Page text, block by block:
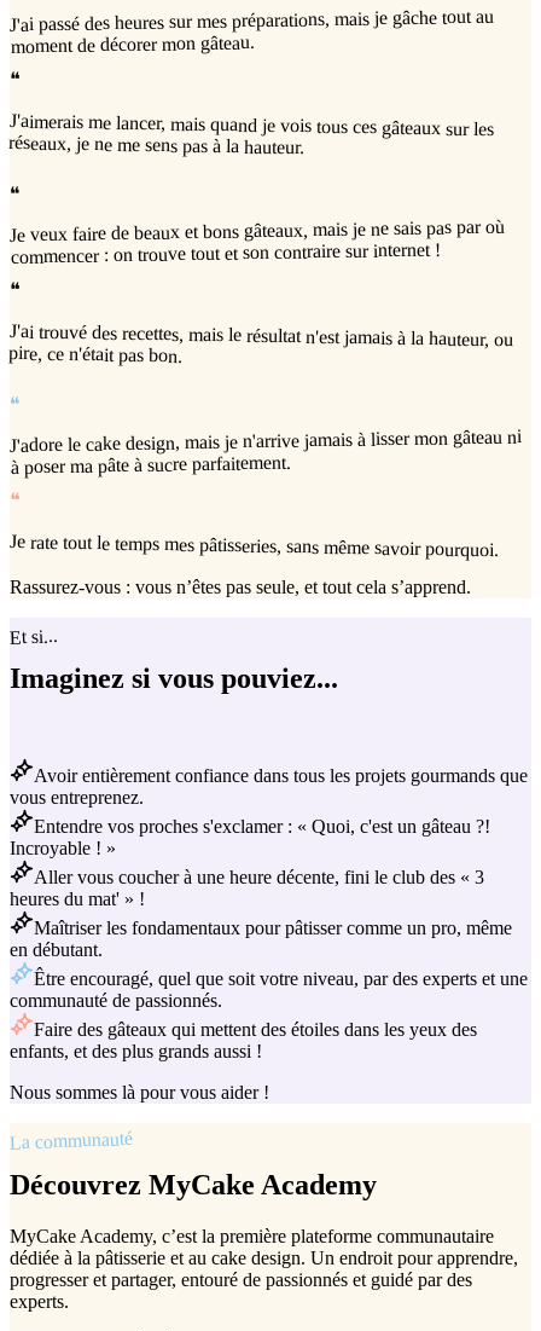
J'ai passé des heures sur mes préparations, mais je gâche tout au
moment de décorer mon gâteau.
❝
J'aimerais me lancer, mais quand je vois tous ces gâteaux sur les
réseaux, je ne me sens pas à la hauteur.
❝
Je veux faire de beaux et bons gâteaux, mais je ne sais pas par où
commencer : on trouve tout et son contraire sur internet !
❝
J'ai trouvé des recettes, mais le résultat n'est jamais à la hauteur, ou
pire, ce n'était pas bon.
❝
J'adore le cake design, mais je n'arrive jamais à lisser mon gâteau ni
à poser ma pâte à sucre parfaitement.
❝
Je rate tout le temps mes pâtisseries, sans même savoir pourquoi.
Rassurez-vous : vous n’êtes pas seule, et tout cela s’apprend.
Et si...
Imaginez si vous pouviez...
Avoir entièrement confiance dans tous les projets gourmands que
vous entreprenez.
Entendre vos proches s'exclamer : « Quoi, c'est un gâteau ?!
Incroyable ! »
Aller vous coucher à une heure décente, fini le club des « 3
heures du mat' » !
Maîtriser les fondamentaux pour pâtisser comme un pro, même
en débutant.
Être encouragé, quel que soit votre niveau, par des experts et une
communauté de passionnés.
Faire des gâteaux qui mettent des étoiles dans les yeux des
enfants, et des plus grands aussi !
Nous sommes là pour vous aider !
La communauté
Découvrez MyCake Academy
MyCake Academy, c’est la première plateforme communautaire
dédiée à la pâtisserie et au cake design. Un endroit pour apprendre,
progresser et partager, entouré de passionnés et guidé par des
experts.